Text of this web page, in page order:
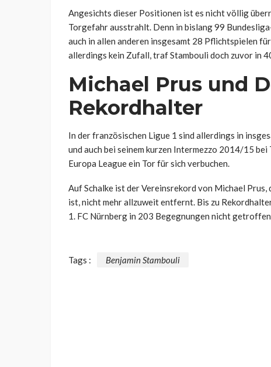
Angesichts dieser Positionen ist es nicht völlig
Torgefahr ausstrahlt. Denn in bislang 99
auch in allen anderen insgesamt 28 Pflichtspielen
allerdings kein Zufall, traf Stambouli doch zuvor in
Michael Prus und
Rekordhalter
In der französischen Ligue 1 sind allerdings in
und auch bei seinem kurzen Intermezzo 2014/15
Europa League ein Tor für sich verbuchen.
Auf Schalke ist der Vereinsrekord von Michael
ist, nicht mehr allzuweit entfernt. Bis zu
1. FC Nürnberg in 203 Begegnungen nicht
Tags : Benjamin Stambouli